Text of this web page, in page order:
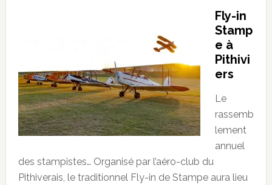
Fly-in
Stamp
e à
Pithivi
ers
Le
rassemb
lement
annuel
des stampistes… Organisé par l’aéro-club du
Pithiverais, le traditionnel Fly-in de Stampe aura lieu